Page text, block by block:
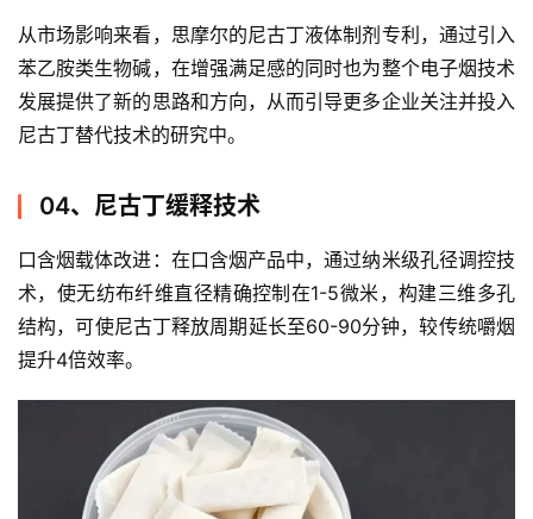
从市场影响来看，思摩尔的尼古丁液体制剂专利，通过引入
苯乙胺类生物碱，在增强满足感的同时也为整个电子烟技术
发展提供了新的思路和方向，从而引导更多企业关注并投入
尼古丁替代技术的研究中。
04、尼古丁缓释技术
口含烟载体改进：在口含烟产品中，通过纳米级孔径调控技
术，使无纺布纤维直径精确控制在1-5微米，构建三维多孔
结构，可使尼古丁释放周期延长至60-90分钟，较传统嚼烟
提升4倍效率。